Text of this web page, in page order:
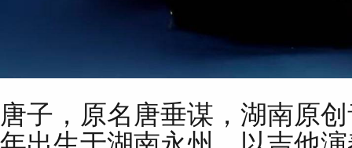
唐子，原名唐垂谋，湖南原